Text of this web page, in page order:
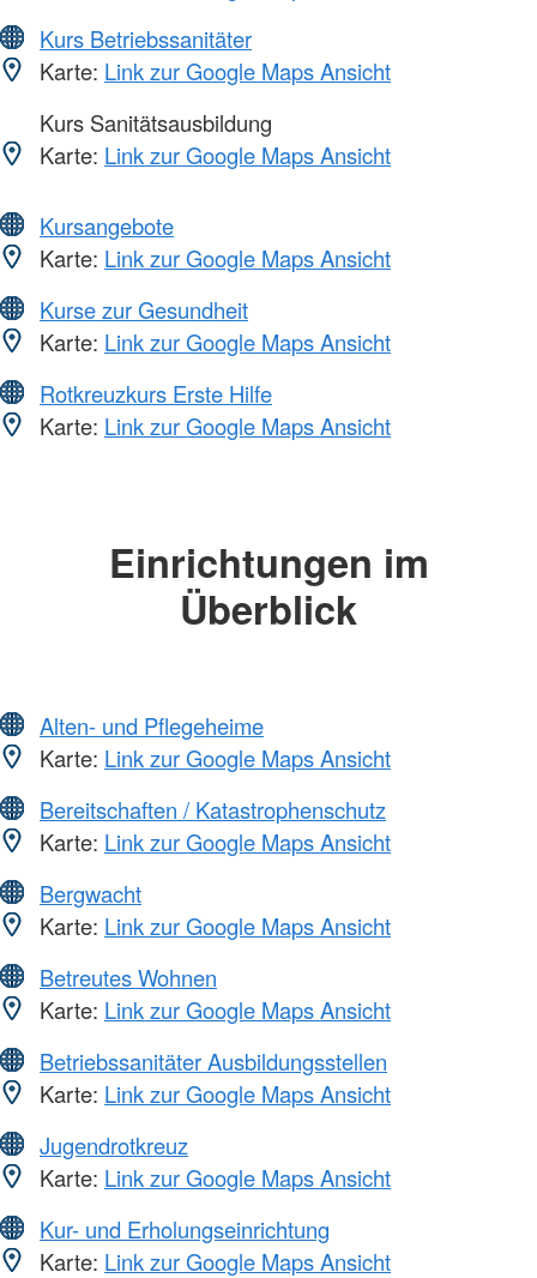
Kurs Betriebssanitäter
Karte: Link zur Google Maps Ansicht
Kurs Sanitätsausbildung
Karte: Link zur Google Maps Ansicht
Kursangebote
Karte: Link zur Google Maps Ansicht
Kurse zur Gesundheit
Karte: Link zur Google Maps Ansicht
Rotkreuzkurs Erste Hilfe
Karte: Link zur Google Maps Ansicht
Einrichtungen im
Überblick
Alten- und Pflegeheime
Karte: Link zur Google Maps Ansicht
Bereitschaften / Katastrophenschutz
Karte: Link zur Google Maps Ansicht
Bergwacht
Karte: Link zur Google Maps Ansicht
Betreutes Wohnen
Karte: Link zur Google Maps Ansicht
Betriebssanitäter Ausbildungsstellen
Karte: Link zur Google Maps Ansicht
Jugendrotkreuz
Karte: Link zur Google Maps Ansicht
Kur- und Erholungseinrichtung
Karte: Link zur Google Maps Ansicht